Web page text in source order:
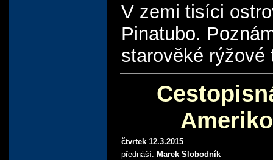
V zemi tisíci
Pinatubo.
starověké rýžové
čtvrtek 12.3.2015
přednáší: Marek Slobodník